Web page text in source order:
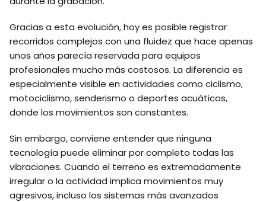
Gracias a esta evolución, hoy es posible registrar
recorridos complejos con una fluidez que hace apenas
unos años parecía reservada para equipos
profesionales mucho más costosos. La diferencia es
especialmente visible en actividades como ciclismo,
motociclismo, senderismo o deportes acuáticos,
donde los movimientos son constantes.
Sin embargo, conviene entender que ninguna
tecnología puede eliminar por completo todas las
vibraciones. Cuando el terreno es extremadamente
irregular o la actividad implica movimientos muy
agresivos, incluso los sistemas más avanzados